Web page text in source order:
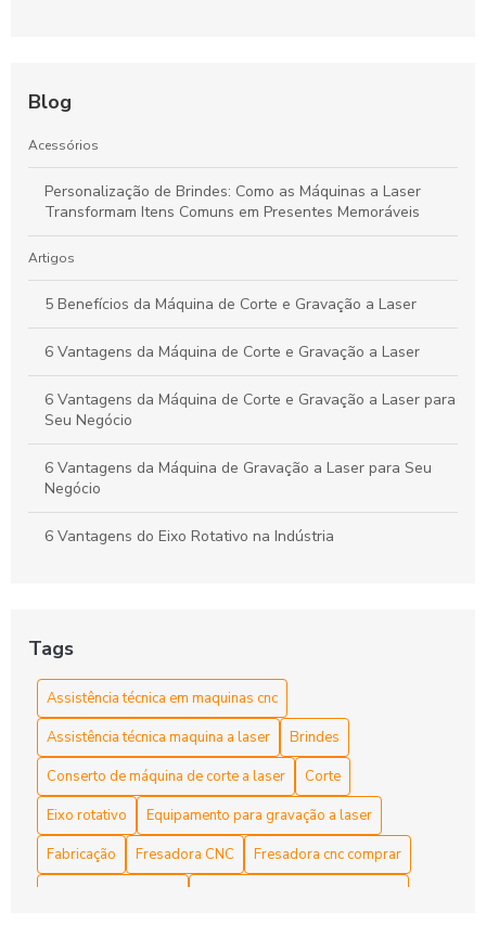
Blog
Acessórios
Personalização de Brindes: Como as Máquinas a Laser
Transformam Itens Comuns em Presentes Memoráveis
Artigos
5 Benefícios da Máquina de Corte e Gravação a Laser
6 Vantagens da Máquina de Corte e Gravação a Laser
6 Vantagens da Máquina de Corte e Gravação a Laser para
Seu Negócio
6 Vantagens da Máquina de Gravação a Laser para Seu
Negócio
6 Vantagens do Eixo Rotativo na Indústria
Assistência Técnica em Máquinas CNC para Manutenção
Assistência técnica em máquinas CNC para otimização do
seu negócio
Como a Máquina de Router CNC Pode Otimizar Sua
Produção e Elevar Suas Ideias Criativas
Como a Maquina Fiber Laser Revoluciona a Indústria de
Corte e Gravação
Tags
Assistência técnica em maquinas cnc
Assistência técnica maquina a laser
Brindes
Conserto de máquina de corte a laser
Corte
Eixo rotativo
Equipamento para gravação a laser
Fabricação
Fresadora CNC
Fresadora cnc comprar